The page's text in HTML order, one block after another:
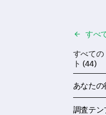
すべ
すべての
ト (44)
あなたの
調査テン